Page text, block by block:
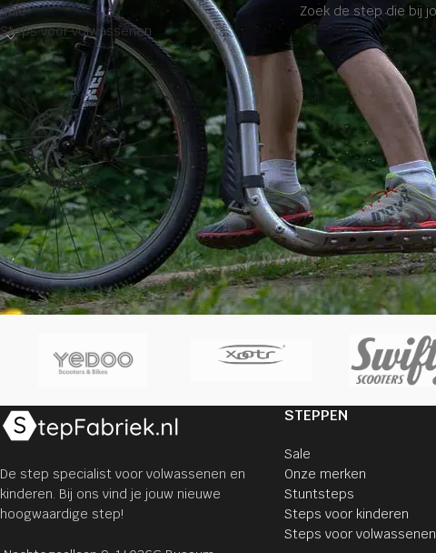
Sale
Steps voor volwassenen
De step specialist voor volwassenen en
kinderen. Bij ons vind je jouw nieuwe
hoogwaardige step!
STEPPEN
Sale
Onze merken
Stuntsteps
Steps voor kinderen
Steps voor volwassenen